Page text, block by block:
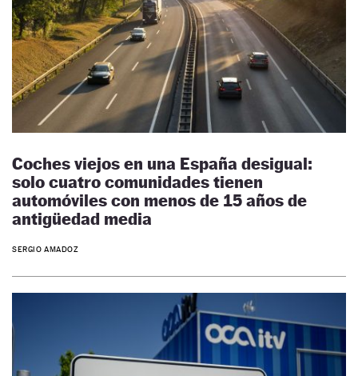
Coches viejos en una España desigual:
solo cuatro comunidades tienen
automóviles con menos de 15 años de
antigüedad media
SERGIO AMADOZ